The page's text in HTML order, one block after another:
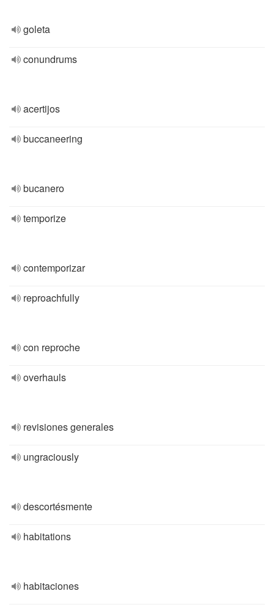
goleta
conundrums
acertijos
buccaneering
bucanero
temporize
contemporizar
reproachfully
con reproche
overhauls
revisiones generales
ungraciously
descortésmente
habitations
habitaciones